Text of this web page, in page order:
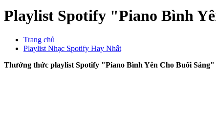
Playlist Spotify "Piano Bình
Trang chủ
Playlist Nhạc Spotify Hay Nhất
Thưởng thức playlist Spotify "Piano Bình Yên Cho Buổi